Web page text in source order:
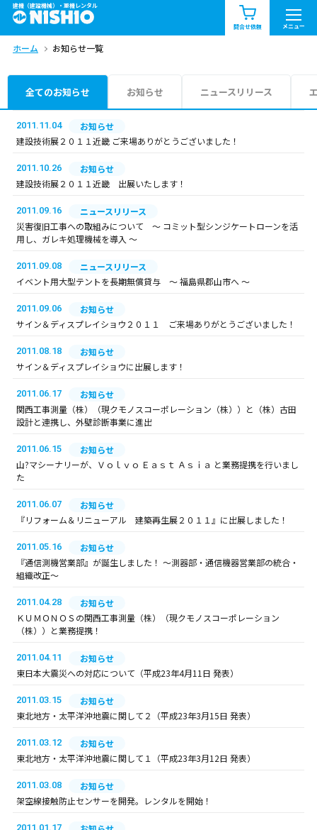
建機（建設機械）・重機レンタル
問合せ依頼 メニュー
商品一覧 お知らせ一覧
問合せ依頼リスト
エリア情報を見る
ホーム お知らせ一覧
全てのお知らせ お知らせ ニュースリリース
2011.11.04
お知らせ
建設技術展２０１１近畿 ご来場ありがとうございました！
2011.10.26
お知らせ
建設技術展２０１１近畿 出展いたします！
2011.09.16
ニュースリリース
災害復旧工事への取組みについて ～ コミット型シンジケートローンを活
用し、ガレキ処理機械を導入 ～
2011.09.08
ニュースリリース
イベント用大型テントを長期無償貸与 ～ 福島県郡山市へ ～
2011.09.06
お知らせ
サイン＆ディスプレイショウ２０１１ ご来場ありがとうございました！
2011.08.18
お知らせ
サイン＆ディスプレイショウに出展します！
2011.06.17
お知らせ
関西工事測量（株）（現クモノスコーポレーション（株））と（株）古田
設計と連携し、外壁診断事業に進出
2011.06.15
お知らせ
山?マシーナリーが、Ｖｏｌｖｏ Ｅａｓｔ Ａｓｉａ と業務提携を行いまし
た
2011.06.07
お知らせ
『リフォーム＆リニューアル 建築再生展２０１１』に出展しました！
2011.05.16
お知らせ
『通信測機営業部』が誕生しました！ ～測器部・通信機器営業部の統合・
組織改正～
2011.04.28
お知らせ
ＫＵＭＯＮＯＳの関西工事測量（株）（現クモノスコーポレーション
（株））と業務提携！
2011.04.11
お知らせ
東日本大震災への対応について（平成23年4月11日 発表）
2011.03.15
お知らせ
東北地方・太平洋沖地震に関して２（平成23年3月15日 発表）
2011.03.12
お知らせ
東北地方・太平洋沖地震に関して１（平成23年3月12日 発表）
2011.03.08
お知らせ
架空線接触防止センサーを開発。レンタルを開始！
2011.01.17